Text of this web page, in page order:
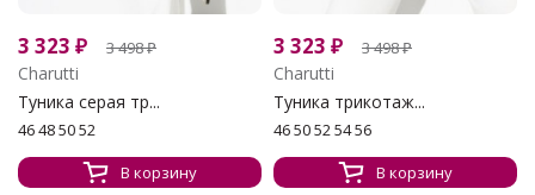
3 323 ₽ 3 498₽
Charutti
Туника серая тр...
46 48 50 52
В корзину
3 323 ₽ 3 498₽
Charutti
Туника трикотаж...
46 50 52 54 56
В корзину